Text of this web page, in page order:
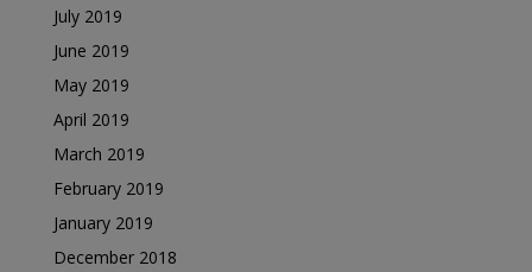
July 2019
June 2019
May 2019
April 2019
March 2019
February 2019
January 2019
December 2018